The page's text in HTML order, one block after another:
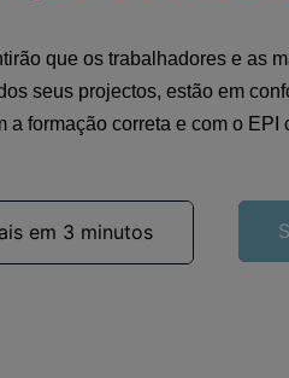
que os trabalhadores e as
seus projectos, estão em
a formação correta e com o EPI
em 3 minutos